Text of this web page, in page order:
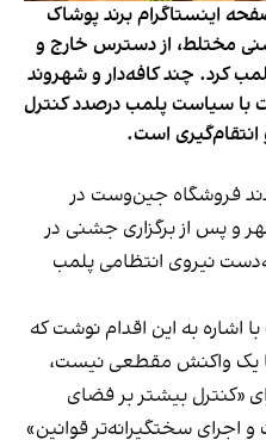
اینستاگرام برند پوشاک
مختلط، از دسترس خارج و
کرد. چند کافه‌‌دار و شهروند
با سیاست پلمب درصدد کنترل
انتقام‌گیری است.
فروشگاه جین‌وست در
فرشته تهران، شنبه ۱۹ مهر و پس از برگزاری جشنی در
به‌دست نیروی انتظامی پلمب
اشاره به این اقدام نوشت که
یک واکنش مقطعی نیست،
«کنترل بیشتر بر فضای
اجرای سختگیرانه‌تر قوانین»